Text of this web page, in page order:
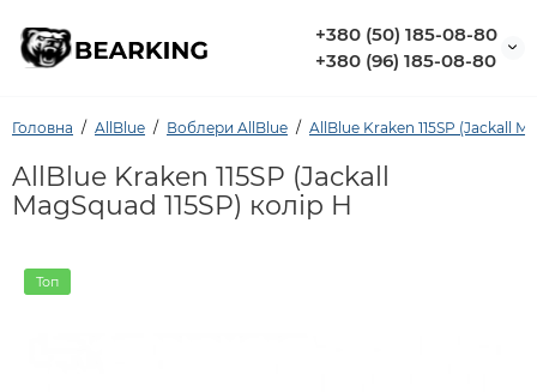
+380 (50) 185-08-80
+380 (96) 185-08-80
Головна AllBlue Воблери AllBlue AllBlue Kraken 115SP (Jackall
AllBlue Kraken 115SP (Jackall
MagSquad 115SP) колір H
Топ